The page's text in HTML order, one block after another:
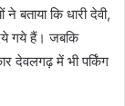
बताया कि धारी देवी,
गये हैं। जबकि
देवलगढ़ में भी पर्किंग